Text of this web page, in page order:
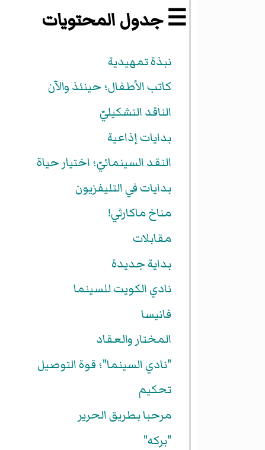
☰ جدول المحتويات
نبذة تمهيدية
كاتب الأطفال؛ حينئذ والآن
الناقد التشكيليّ
بدايات إذاعية
النقد السينمائيّ؛ اختيار حياة
بدايات في التليفزيون
مناخ ماكارثي!
مقابلات
بداية جديدة
نادي الكويت للسينما
فانيسا
المختار والعقاد
"نادي السينما"؛ قوة التوصيل
تحكيم
مرحبا بطريق الحرير
"بركه"